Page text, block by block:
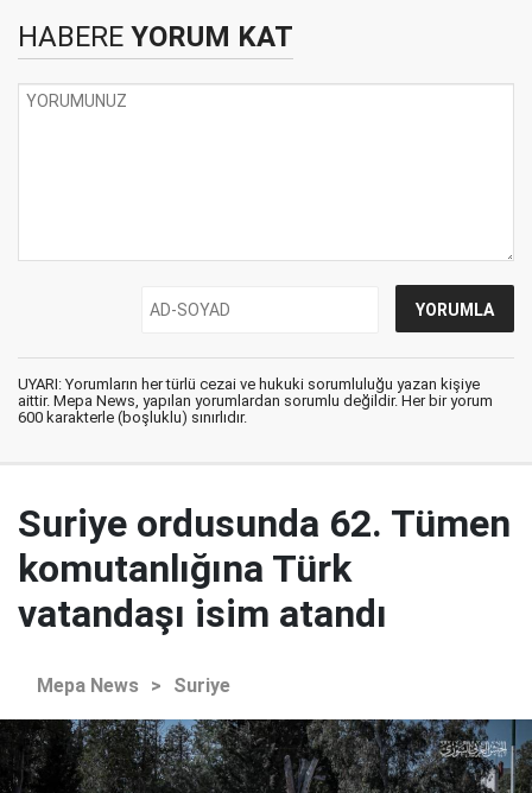
HABERE YORUM KAT
UYARI: Yorumların her türlü cezai ve hukuki sorumluluğu yazan kişiye
aittir. Mepa News, yapılan yorumlardan sorumlu değildir. Her bir yorum
600 karakterle (boşluklu) sınırlıdır.
Suriye ordusunda 62. Tümen
komutanlığına Türk
vatandaşı isim atandı
Mepa News > Suriye